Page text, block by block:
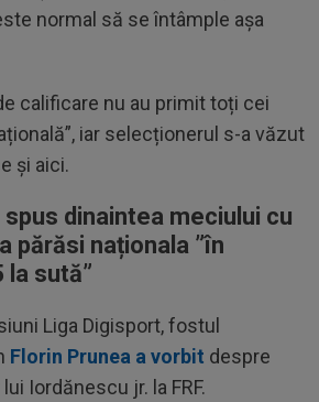
normal să se întâmple așa
calificare nu au primit toți cei
iar selecționerul s-a văzut
și aici.
spus dinaintea meciului cu
părăsi naționala ”în
la sută”
Liga Digisport, fostul
Florin Prunea a vorbit despre
Iordănescu jr. la FRF.